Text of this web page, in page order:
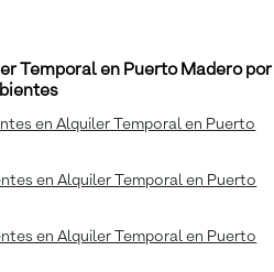
Temporal en Puerto Madero por
en Alquiler Temporal en Puerto
en Alquiler Temporal en Puerto
en Alquiler Temporal en Puerto